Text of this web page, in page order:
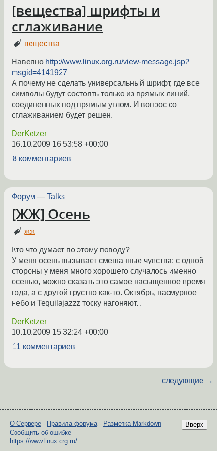
[вещества] шрифты и
сглаживание
вещества
Навеяно http://www.linux.org.ru/view-message.jsp?
msgid=4141927
А почему не сделать универсальный шрифт, где все
символы будут состоять только из прямых линий,
соединенных под прямым углом. И вопрос со
сглаживанием будет решен.
DerKetzer
16.10.2009 16:53:58 +00:00
8 комментариев
Форум — Talks
[ЖЖ] Осень
жж
Кто что думает по этому поводу?
У меня осень вызывает смешанные чувства: с одной
стороны у меня много хорошего случалось именно
осенью, можно сказать это самое насыщенное время
года, а с другой грустно как-то. Октябрь, пасмурное
небо и Tequilajazzz тоску нагоняют...
DerKetzer
10.10.2009 15:32:24 +00:00
11 комментариев
следующие →
Вверх
О Сервере - Правила форума - Разметка Markdown
Сообщить об ошибке
https://www.linux.org.ru/